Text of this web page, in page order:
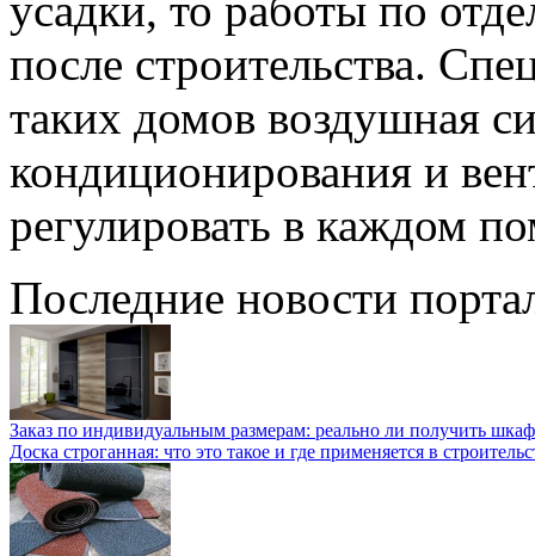
после строительства.
таких домов воздушная
кондиционирования и
регулировать в каждом
Последние новости
Заказ по индивидуальным размерам: реально ли получить
Доска строганная: что это такое и где применяется в